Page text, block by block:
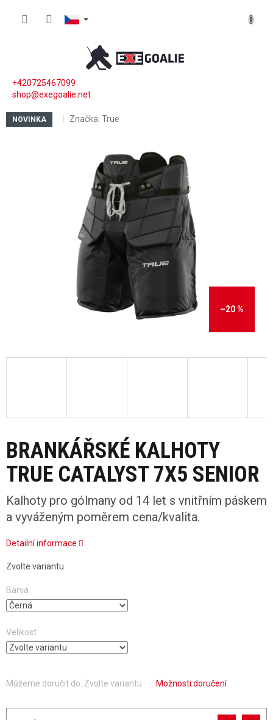
+420725467099
shop@exegoalie.net
NOVINKA Značka: True
–20 %
BRANKÁŘSKÉ KALHOTY
TRUE CATALYST 7X5 SENIOR
Kalhoty pro gólmany od 14 let s vnitřním páskem
a vyváženým poměrem cena/kvalita.
Detailní informace
Zvolte variantu
Barva
Velikost
Můžeme doručit do: Zvolte variantu Možnosti doručení